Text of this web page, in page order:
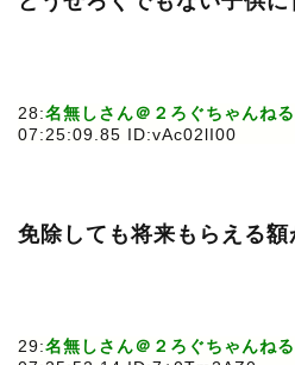
28:名無しさん＠２ろぐちゃんねる
07:25:09.85 ID:vAc02lI00
免除しても将来もらえる額
29:名無しさん＠２ろぐちゃんねる